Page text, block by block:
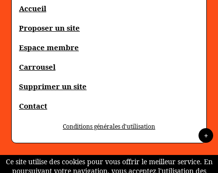
Accueil
Proposer un site
Espace membre
Carrousel
Supprimer un site
Contact
Conditions générales d'utilisation
+
Ce site utilise des cookies pour vous offrir le meilleur service. En
poursuivant votre navigation, vous acceptez l'utilisation des